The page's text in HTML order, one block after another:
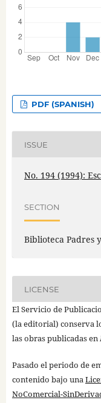
PDF (SPANISH)
ISSUE
No. 194 (1994):
SECTION
Biblioteca Padres
LICENSE
El Servicio de
(la editorial) conserva
las obras publicadas en
Pasado el periodo de
contenido bajo una
NoComercial-